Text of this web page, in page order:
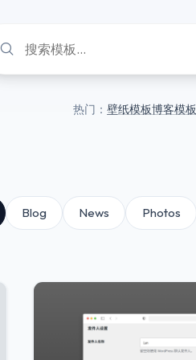
热门： 壁纸模板博客模板
Blog News Photos